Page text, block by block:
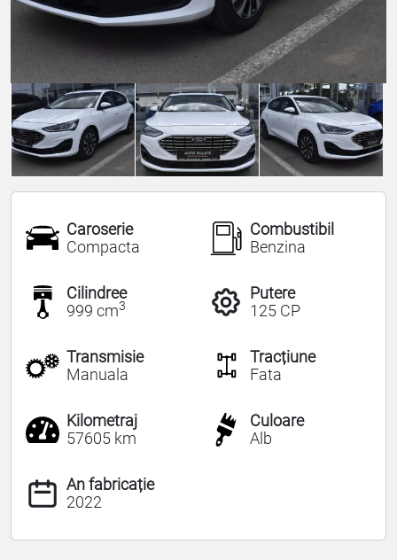
Caroserie
Compacta
Combustibil
Benzina
Cilindree
999 cm3
Putere
125 CP
Transmisie
Manuala
Tracțiune
Fata
Kilometraj
57605 km
Culoare
Alb
An fabricație
2022